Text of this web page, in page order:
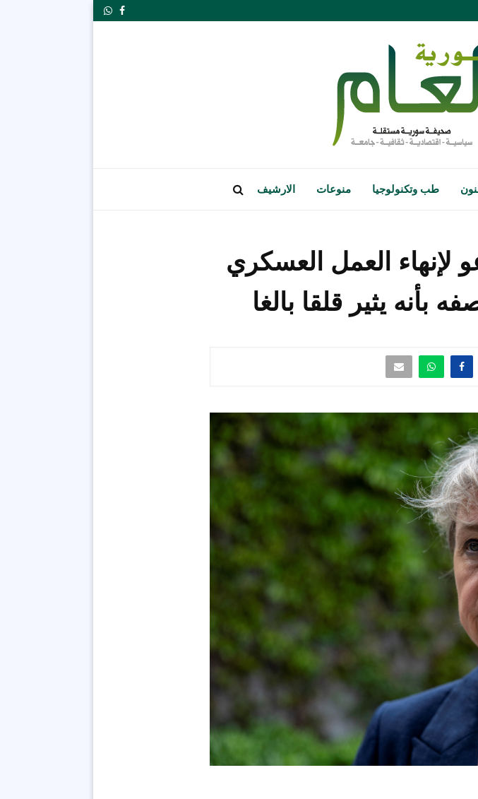
Facebook
Whatsapp
طب وتكنولوجيا منوعات الارشيف
لإنهاء العمل العسكري
بأنه يثير قلقا بالغا